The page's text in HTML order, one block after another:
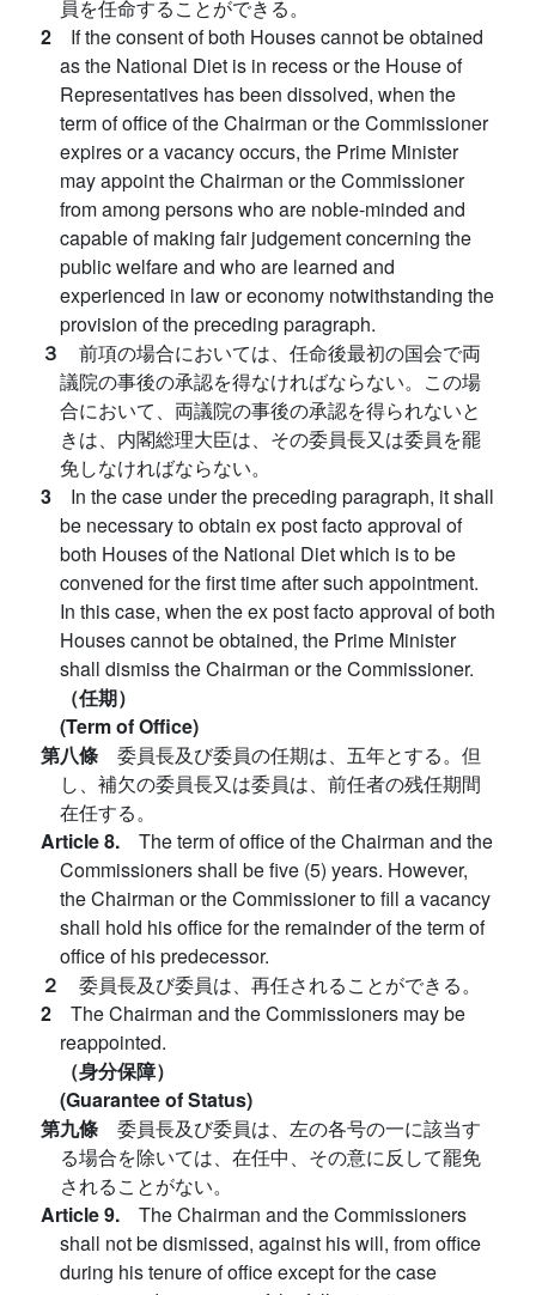
員を任命することができる。
2 If the consent of both Houses cannot be obtained
as the National Diet is in recess or the House of
Representatives has been dissolved, when the
term of office of the Chairman or the Commissioner
expires or a vacancy occurs, the Prime Minister
may appoint the Chairman or the Commissioner
from among persons who are noble-minded and
capable of making fair judgement concerning the
public welfare and who are learned and
experienced in law or economy notwithstanding the
provision of the preceding paragraph.
３ 前項の場合においては、任命後最初の国会で両
議院の事後の承認を得なければならない。この場
合において、両議院の事後の承認を得られないと
きは、内閣総理大臣は、その委員長又は委員を罷
免しなければならない。
3 In the case under the preceding paragraph, it shall
be necessary to obtain ex post facto approval of
both Houses of the National Diet which is to be
convened for the first time after such appointment.
In this case, when the ex post facto approval of both
Houses cannot be obtained, the Prime Minister
shall dismiss the Chairman or the Commissioner.
（任期）
(Term of Office)
第八條 委員長及び委員の任期は、五年とする。但
し、補欠の委員長又は委員は、前任者の残任期間
在任する。
Article 8. The term of office of the Chairman and the
Commissioners shall be five (5) years. However,
the Chairman or the Commissioner to fill a vacancy
shall hold his office for the remainder of the term of
office of his predecessor.
２ 委員長及び委員は、再任されることができる。
2 The Chairman and the Commissioners may be
reappointed.
（身分保障）
(Guarantee of Status)
第九條 委員長及び委員は、左の各号の一に該当す
る場合を除いては、在任中、その意に反して罷免
されることがない。
Article 9. The Chairman and the Commissioners
shall not be dismissed, against his will, from office
during his tenure of office except for the case